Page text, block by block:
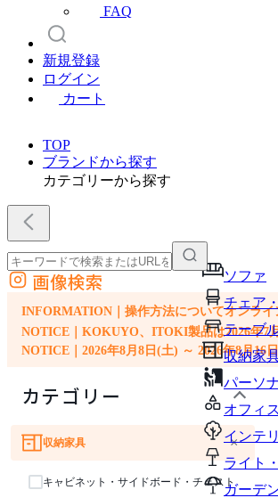
FAQ
新規登録
ログイン
カート
TOP
ブランドから探す
カテゴリーから探す
ソファ
チェア
テーブ
収納家
パーソ
オフィ
インテ
ライト
ガーデ
外部サイトの商品をカートに追加
他のサイトで見つけた商品ページのURLを貼り付けて、カートに追加で
画像検索
INFORMATION｜操作方法についてオンライ
NOTICE｜KOKUYO、ITOKI製品は2026年7
NOTICE｜2026年8月8日(土) ～ 2026年8月16
カテゴリー
ソファ
チェア・椅子
テーブル・デスク
収納家具 ×
キャビネット・サイドボード・チェスト